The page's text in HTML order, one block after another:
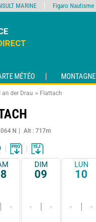
MÉTÉO MONTAGNE
der Drau Flattach
N Alt : 717m
-
DIM
09
- -
LUN
10
- -
MARINE Figaro Nautisme